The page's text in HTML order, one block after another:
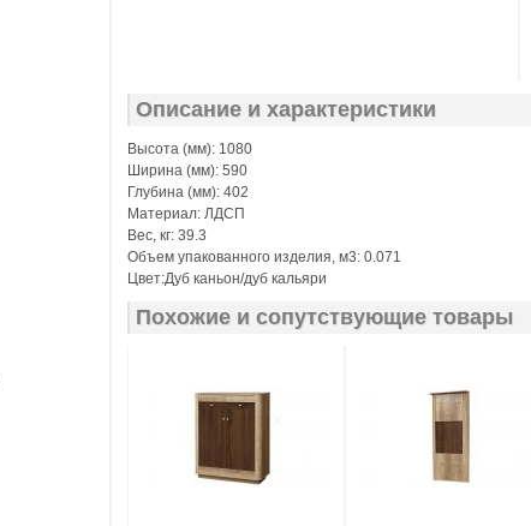
Описание и характеристики
Высота (мм): 1080
Ширина (мм): 590
Глубина (мм): 402
Материал: ЛДСП
Вес, кг: 39.3
Объем упакованного изделия, м3: 0.071
Цвет:Дуб каньон/дуб кальяри
Похожие и сопутствующие товары